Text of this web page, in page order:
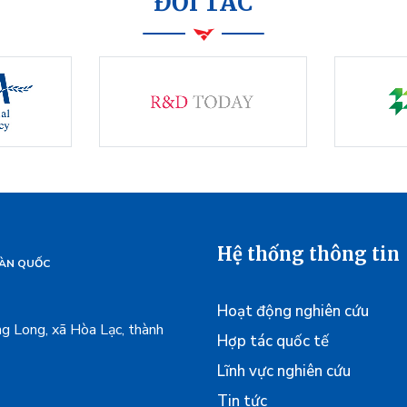
QUỐC
Long, xã Hòa Lạc, thành
Hệ thống thông tin
Hoạt động nghiên cứu
Hợp tác quốc tế
Lĩnh vực nghiên cứu
Tin tức